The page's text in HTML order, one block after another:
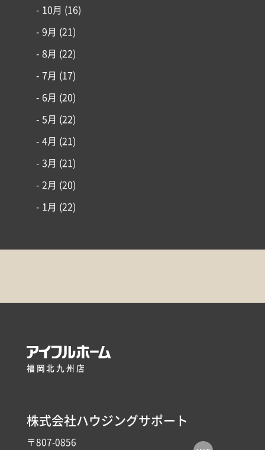
- 10月 (16)
- 9月 (21)
- 8月 (22)
- 7月 (17)
- 6月 (20)
- 5月 (22)
- 4月 (21)
- 3月 (21)
- 2月 (20)
- 1月 (22)
福岡北九州店
株式会社ハウジングサポート
〒807-0856